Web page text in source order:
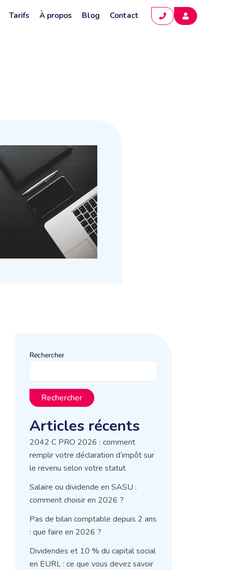
Tarifs À propos Blog Contact
Rechercher
Rechercher
Articles récents
2042 C PRO 2026 : comment
remplir votre déclaration d’impôt sur
le revenu selon votre statut
Salaire ou dividende en SASU :
comment choisir en 2026 ?
Pas de bilan comptable depuis 2 ans
: que faire en 2026 ?
Dividendes et 10 % du capital social
en EURL : ce que vous devez savoir